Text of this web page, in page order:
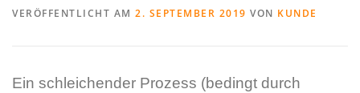
VERÖFFENTLICHT AM 2. SEPTEMBER 2019 VON KUNDE
Ein schleichender Prozess (bedingt durch